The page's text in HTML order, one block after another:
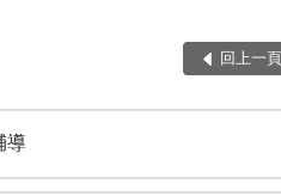
回上一頁
導